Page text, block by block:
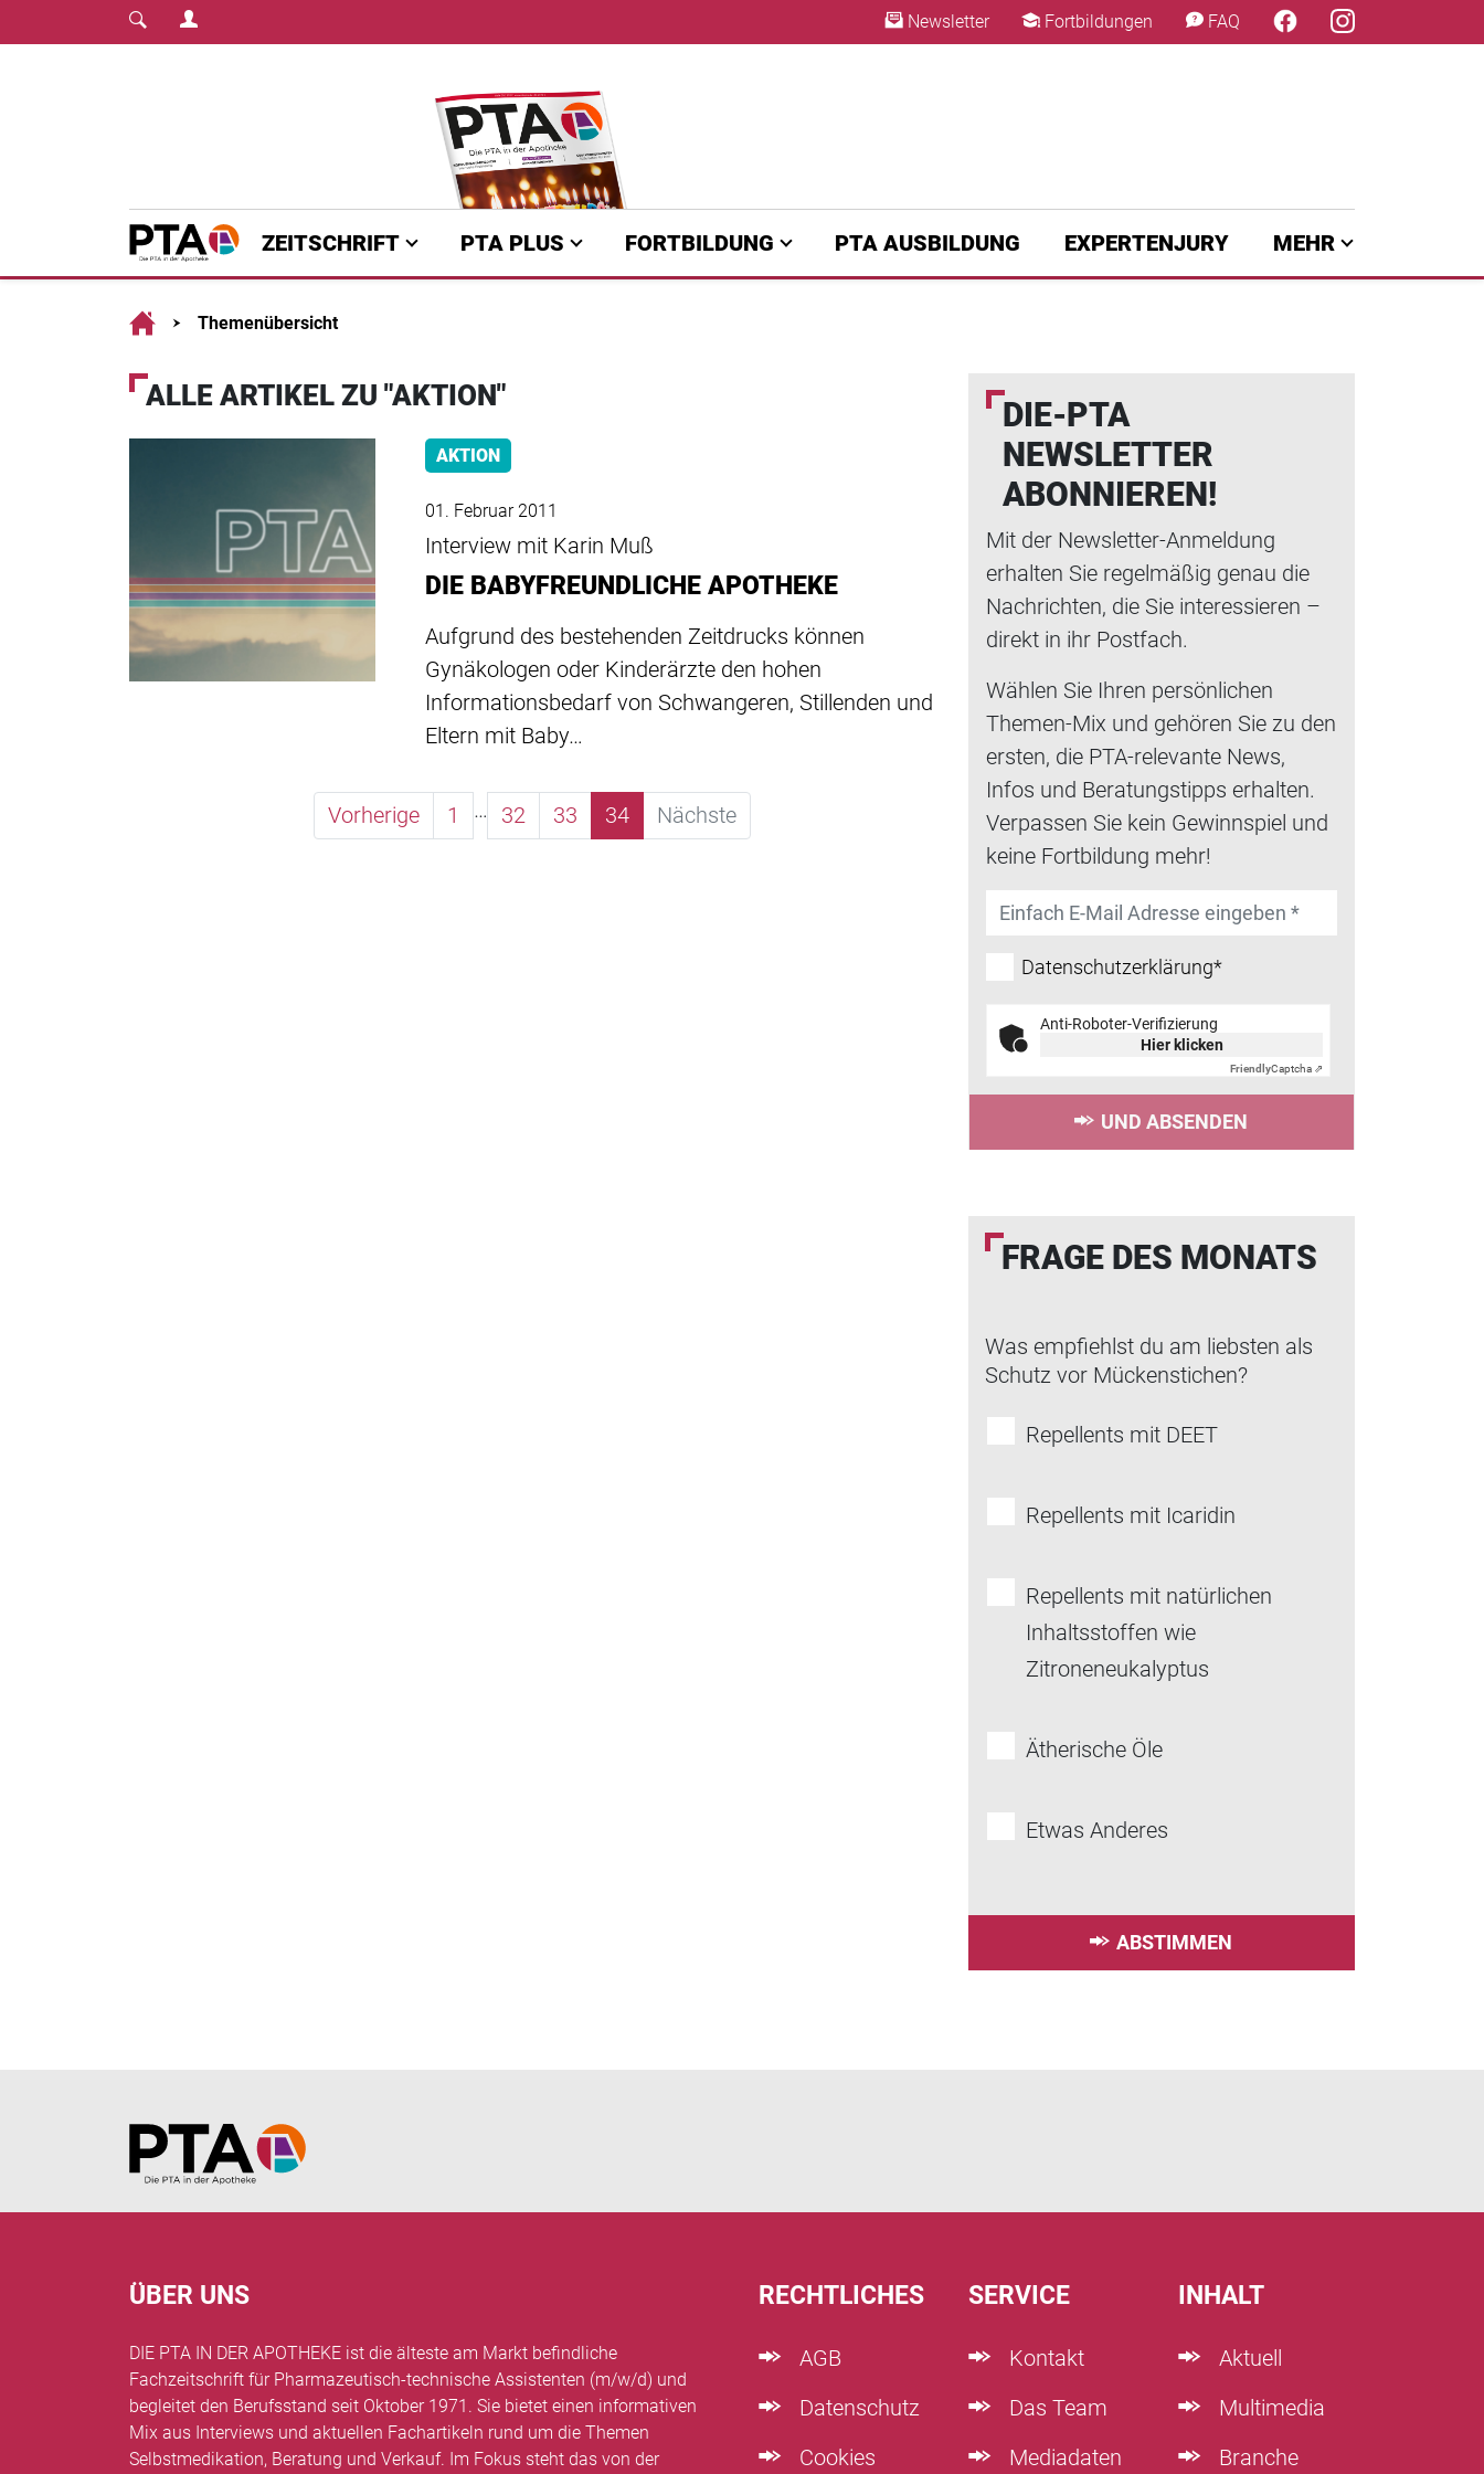
Login Menu Newsletter Fortbildungen FAQ
Home
ZEITSCHRIFT PTA PLUS FORTBILDUNG PTA AUSBILDUNG EXPERTENJURY MEHR
HomeThemenübersicht
ALLE ARTIKEL ZU "AKTION"
AKTION
01. Februar 2011
Interview mit Karin Muß
DIE BABYFREUNDLICHE APOTHEKE
Aufgrund des bestehenden Zeitdrucks können
Gynäkologen oder Kinderärzte den hohen
Informationsbedarf von Schwangeren, Stillenden und
Eltern mit Baby…
Vorherige 1 … 32 33 34 Nächste
DIE-PTA
NEWSLETTER
ABONNIEREN!
Mit der Newsletter-Anmeldung
erhalten Sie regelmäßig genau die
Nachrichten, die Sie interessieren –
direkt in ihr Postfach.
Wählen Sie Ihren persönlichen
Themen-Mix und gehören Sie zu den
ersten, die PTA-relevante News,
Infos und Beratungstipps erhalten.
Verpassen Sie kein Gewinnspiel und
keine Fortbildung mehr!
Datenschutzerklärung*
Anti-Roboter-Verifizierung
Hier klicken
FriendlyCaptcha ⇗
UND ABSENDEN
FRAGE DES MONATS
Was empfiehlst du am liebsten als
Schutz vor Mückenstichen?
Repellents mit DEET
Repellents mit Icaridin
Repellents mit natürlichen
Inhaltsstoffen wie
Zitroneneukalyptus
Ätherische Öle
Etwas Anderes
ABSTIMMEN
Home
ÜBER UNS
DIE PTA IN DER APOTHEKE ist die älteste am Markt befindliche
Fachzeitschrift für Pharmazeutisch-technische Assistenten (m/w/d) und
begleitet den Berufsstand seit Oktober 1971. Sie bietet einen informativen
Mix aus Interviews und aktuellen Fachartikeln rund um die Themen
Selbstmedikation, Beratung und Verkauf. Im Fokus steht das von der
RECHTLICHES
AGB
Datenschutz
Cookies
SERVICE
Kontakt
Das Team
Mediadaten
INHALT
Aktuell
Multimedia
Branche
×